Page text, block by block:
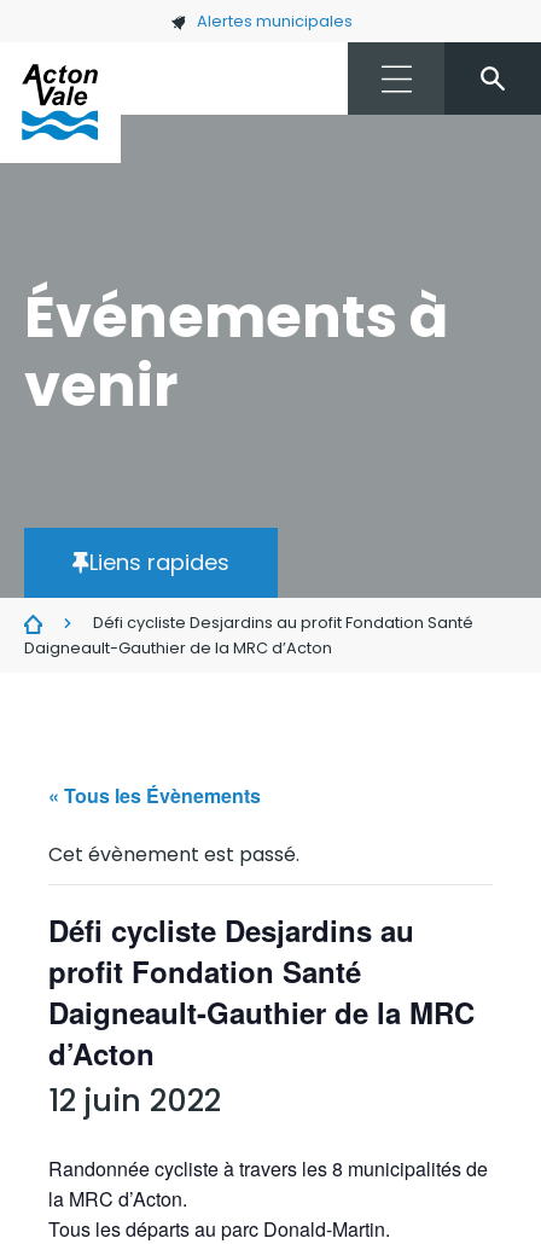
Skip to main content Alertes municipales
Événements à
venir
Liens rapides
Défi cycliste Desjardins au profit Fondation Santé
Daigneault-Gauthier de la MRC d’Acton
« Tous les Évènements
Cet évènement est passé.
Défi cycliste Desjardins au
profit Fondation Santé
Daigneault-Gauthier de la MRC
d’Acton
12 juin 2022
Randonnée cycliste à travers les 8 municipalités de
la MRC d’Acton.
Tous les départs au parc Donald-Martin.